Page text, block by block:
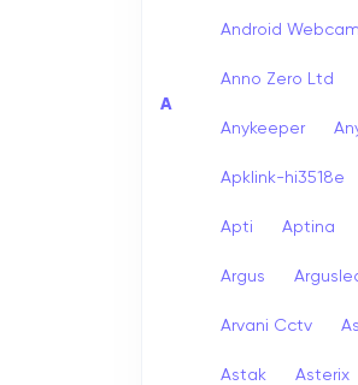
A
Android Webcam
Anno Zero Ltd
Anykeeper
Apklink-hi3518e
Apti Aptina
Argus
Arvani Cctv
Astak Asterix